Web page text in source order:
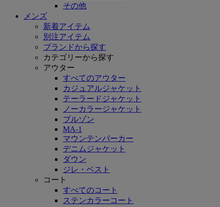
その他
メンズ
新着アイテム
別注アイテム
ブランドから探す
カテゴリーから探す
アウター
すべてのアウター
カジュアルジャケット
テーラードジャケット
ノーカラージャケット
ブルゾン
MA-1
マウンテンパーカー
デニムジャケット
ダウン
ジレ・ベスト
コート
すべてのコート
ステンカラーコート